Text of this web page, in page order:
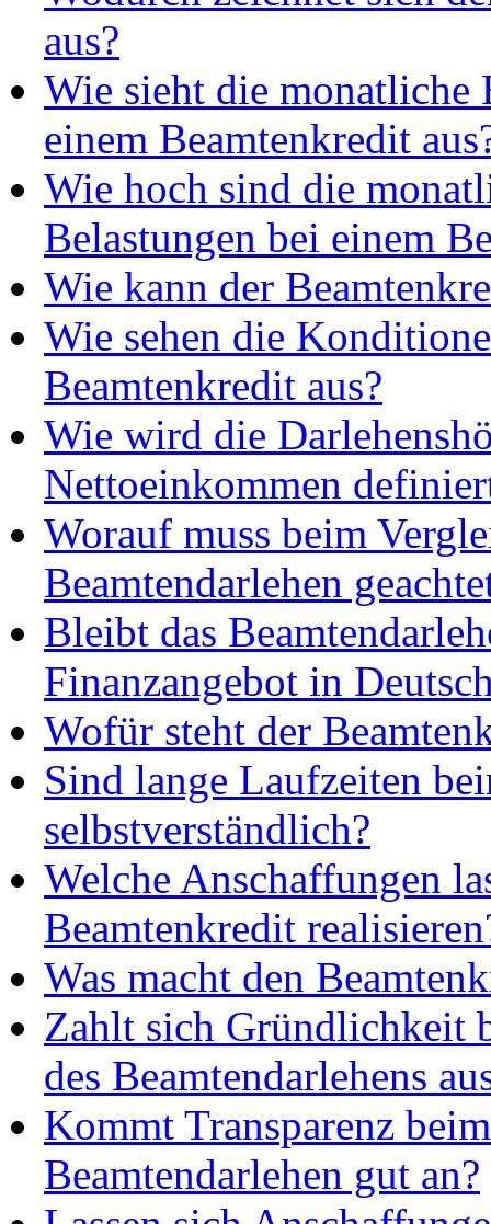
aus?
Wie sieht die monatliche
einem Beamtenkredit
Wie hoch sind die
Belastungen bei einem
Wie kann der
Wie sehen die
Beamtenkredit aus?
Wie wird die
Nettoeinkommen
Worauf muss beim
Beamtendarlehen
Bleibt das
Finanzangebot in
Wofür steht der
Sind lange Laufzeiten
selbstverständlich?
Welche Anschaffungen
Beamtenkredit
Was macht den
Zahlt sich Gründlichkeit
des Beamtendarlehens
Kommt Transparenz beim
Beamtendarlehen gut an?